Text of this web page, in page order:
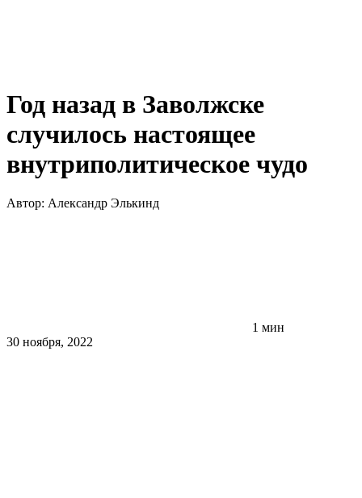
Год назад в Заволжске
случилось настоящее
внутриполитическое чудо
Автор: Александр Элькинд
1 мин
30 ноября, 2022